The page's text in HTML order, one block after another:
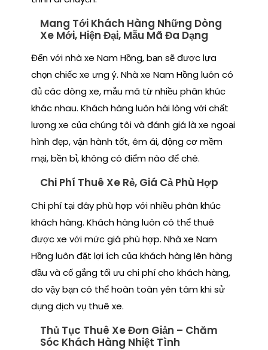
Mang Tới Khách Hàng Những Dòng
Xe Mới, Hiện Đại, Mẫu Mã Đa Dạng
Đến với nhà xe Nam Hồng, bạn sẽ được lựa
chọn chiếc xe ưng ý. Nhà xe Nam Hồng luôn có
đủ các dòng xe, mẫu mã từ nhiều phân khúc
khác nhau. Khách hàng luôn hài lòng với chất
lượng xe của chúng tôi và đánh giá là xe ngoại
hình đẹp, vận hành tốt, êm ái, động cơ mềm
mại, bền bỉ, không có điểm nào để chê.
Chi Phí Thuê Xe Rẻ, Giá Cả Phù Hợp
Chi phí tại đây phù hợp với nhiều phân khúc
khách hàng. Khách hàng luôn có thể thuê
được xe với mức giá phù hợp. Nhà xe Nam
Hồng luôn đặt lợi ích của khách hàng lên hàng
đầu và cố gắng tối ưu chi phí cho khách hàng,
do vậy bạn có thể hoàn toàn yên tâm khi sử
dụng dịch vụ thuê xe.
Thủ Tục Thuê Xe Đơn Giản – Chăm
Sóc Khách Hàng Nhiệt Tình